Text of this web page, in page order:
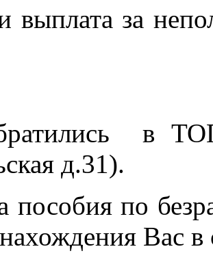
выплата за
в
д.31).
пособия по
Вас в